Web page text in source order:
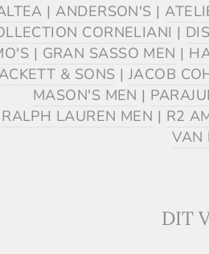
|ANDERSON'S |
CORNELIANI |
| GRAN SASSO MEN |
& SONS | JACOB
MASON'S MEN |
LAUREN MEN | R2
VAN
DIT